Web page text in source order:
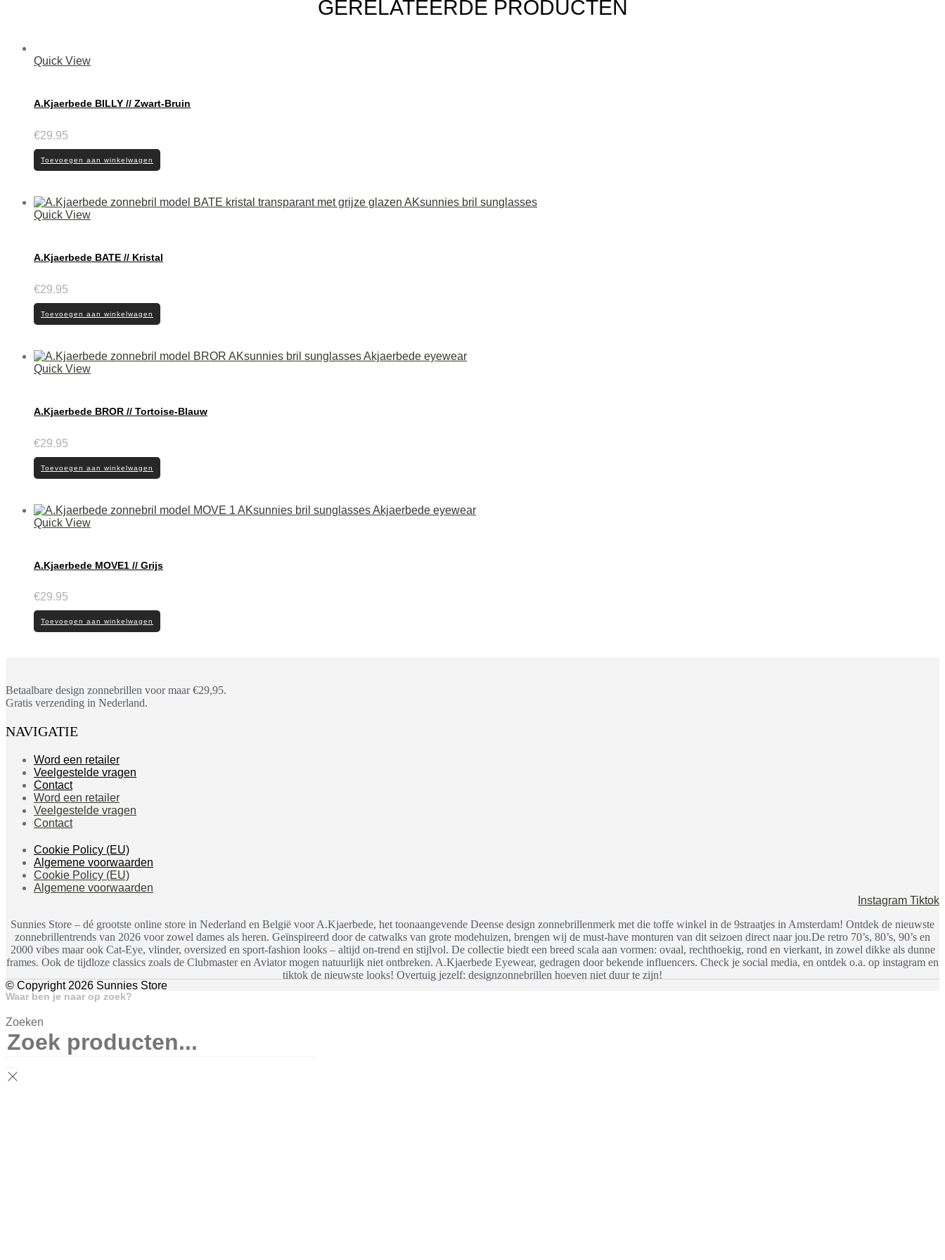
GERELATEERDE PRODUCTEN
Quick View
A.Kjaerbede BILLY // Zwart-Bruin
€29.95
Toevoegen aan winkelwagen
Quick View
A.Kjaerbede BATE // Kristal
€29.95
Toevoegen aan winkelwagen
Quick View
A.Kjaerbede BROR // Tortoise-Blauw
€29.95
Toevoegen aan winkelwagen
Quick View
A.Kjaerbede MOVE1 // Grijs
€29.95
Toevoegen aan winkelwagen
Betaalbare design zonnebrillen voor maar €29,95.
Gratis verzending in Nederland.
NAVIGATIE
Word een retailer
Veelgestelde vragen
Contact
Word een retailer
Veelgestelde vragen
Contact
Cookie Policy (EU)
Algemene voorwaarden
Cookie Policy (EU)
Algemene voorwaarden
Instagram Tiktok
Sunnies Store – dé grootste online store in Nederland en België voor A.Kjaerbede, het toonaangevende Deense design zonnebrillenmerk met die toffe winkel in de 9straatjes in Amsterdam! Ontdek de nieuwste
zonnebrillentrends van 2026 voor zowel dames als heren. Geïnspireerd door de catwalks van grote modehuizen, brengen wij de must-have monturen van dit seizoen direct naar jou.De retro 70’s, 80’s, 90’s en
2000 vibes maar ook Cat-Eye, vlinder, oversized en sport-fashion looks – altijd on-trend en stijlvol. De collectie biedt een breed scala aan vormen: ovaal, rechthoekig, rond en vierkant, in zowel dikke als dunne
frames. Ook de tijdloze classics zoals de Clubmaster en Aviator mogen natuurlijk niet ontbreken. A.Kjaerbede Eyewear, gedragen door bekende influencers. Check je social media, en ontdek o.a. op instagram en
tiktok de nieuwste looks! Overtuig jezelf: designzonnebrillen hoeven niet duur te zijn!
© Copyright 2026 Sunnies Store
Waar ben je naar op zoek?
Zoeken